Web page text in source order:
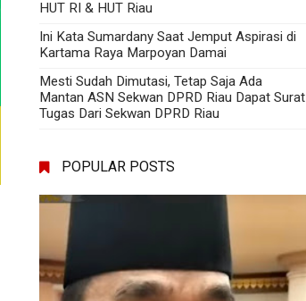
HUT RI & HUT Riau
Ini Kata Sumardany Saat Jemput Aspirasi di
Kartama Raya Marpoyan Damai
Mesti Sudah Dimutasi, Tetap Saja Ada
Mantan ASN Sekwan DPRD Riau Dapat Surat
Tugas Dari Sekwan DPRD Riau
POPULAR POSTS